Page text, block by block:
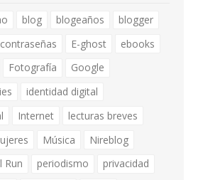
blog blogeaños
blogger
contraseñas E-ghost
ebooks
Fotografía
Google
identidad digital
Internet
lecturas breves
Música
Nireblog
Run periodismo
privacidad